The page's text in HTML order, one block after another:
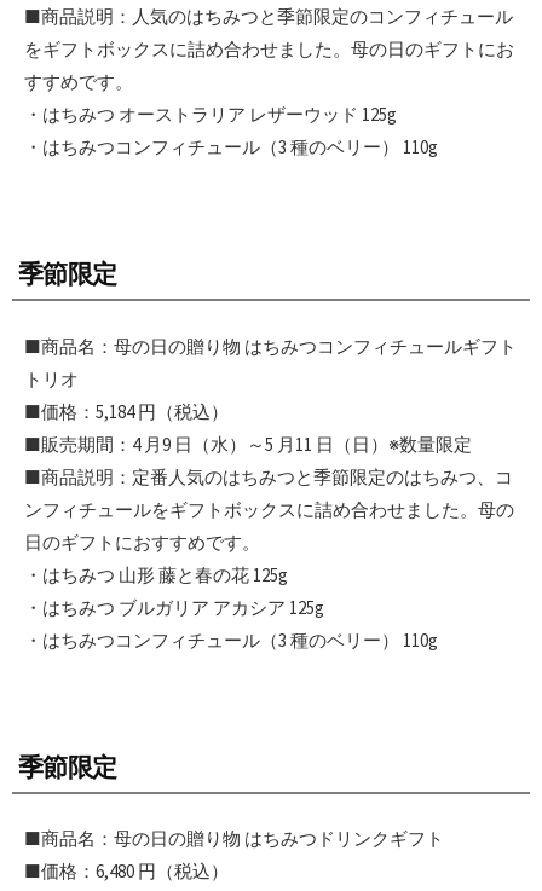
■商品説明：人気のはちみつと季節限定のコンフィチュール
をギフトボックスに詰め合わせました。母の日のギフトにお
すすめです。
・はちみつ オーストラリア レザーウッド 125g
・はちみつコンフィチュール（3 種のベリー） 110g
季節限定
■商品名：母の日の贈り物 はちみつコンフィチュールギフト
トリオ
■価格：5,184 円（税込）
■販売期間：4 月9 日（水）～5 月11 日（日）※数量限定
■商品説明：定番人気のはちみつと季節限定のはちみつ、コ
ンフィチュールをギフトボックスに詰め合わせました。母の
日のギフトにおすすめです。
・はちみつ 山形 藤と春の花 125g
・はちみつ ブルガリア アカシア 125g
・はちみつコンフィチュール（3 種のベリー） 110g
季節限定
■商品名：母の日の贈り物 はちみつドリンクギフト
■価格：6,480 円（税込）